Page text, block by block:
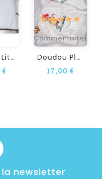
T
Our De Lit Personnalisé En...
1
Commentaire(s)
D
Oudou Plat Personnalisé DBZ
17,00 €
newsletter